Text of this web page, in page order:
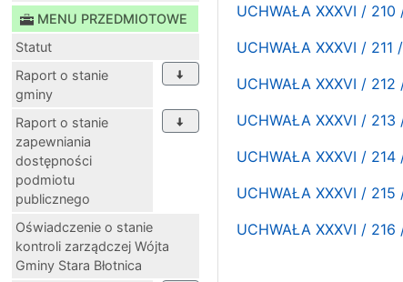
MENU PRZEDMIOTOWE
Statut
Raport o stanie
gminy
Raport o stanie
zapewniania
dostępności
podmiotu
publicznego
Oświadczenie o stanie
kontroli zarządczej Wójta
Gminy Stara Błotnica
UCHWAŁA XXXVI /
UCHWAŁA XXXVI / 211
UCHWAŁA XXXVI /
UCHWAŁA XXXVI /
UCHWAŁA XXXVI /
UCHWAŁA XXXVI /
UCHWAŁA XXXVI /